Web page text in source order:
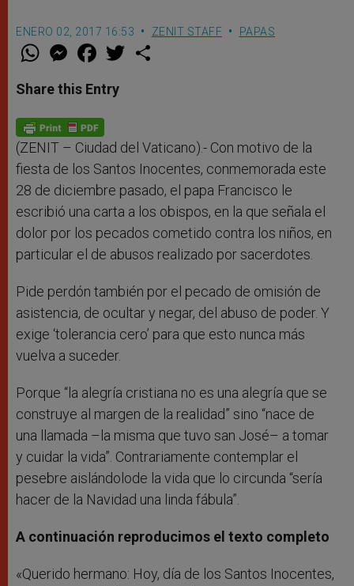
ENERO 02, 2017 16:53 ZENIT STAFF PAPAS
W
t
s
p
p
M
e
s
e
g
e
F
a
e
b
o
k
w
Share this Entry
(ZENIT – Ciudad del Vaticano).- Con motivo de la
fiesta de los Santos Inocentes, conmemorada este
28 de diciembre pasado, el papa Francisco le
escribió una carta a los obispos, en la que señala el
dolor por los pecados cometido contra los niños, en
particular el de abusos realizado por sacerdotes.
Pide perdón también por el pecado de omisión de
asistencia, de ocultar y negar, del abuso de poder. Y
exige ‘tolerancia cero’ para que esto nunca más
vuelva a suceder.
Porque “la alegría cristiana no es una alegría que se
construye al margen de la realidad” sino “nace de
una llamada –la misma que tuvo san José– a tomar
y cuidar la vida”. Contrariamente contemplar el
pesebre aislándolode la vida que lo circunda “sería
hacer de la Navidad una linda fábula”.
A continuación reproducimos el texto completo
«Querido hermano: Hoy, día de los Santos Inocentes,